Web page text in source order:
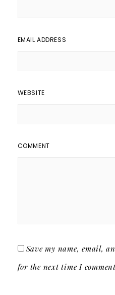
EMAIL ADDRESS
WEBSITE
COMMENT
Save my name, email,
for the next time I